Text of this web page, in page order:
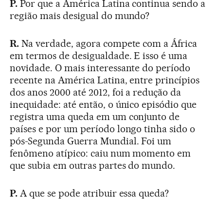
P.Por que a América Latina continua sendo a
região mais desigual do mundo?
R.Na verdade, agora compete com a África
em termos de desigualdade. E isso é uma
novidade. O mais interessante do período
recente na América Latina, entre princípios
dos anos 2000 até 2012, foi a redução da
inequidade: até então, o único episódio que
registra uma queda em um conjunto de
países e por um período longo tinha sido o
pós-Segunda Guerra Mundial. Foi um
fenômeno atípico: caiu num momento em
que subia em outras partes do mundo.
P.A que se pode atribuir essa queda?